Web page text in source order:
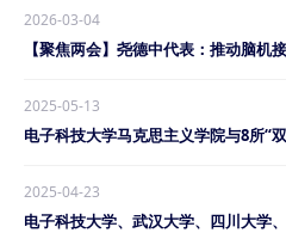
2026-03-04
【聚焦两会】尧德中代表：推动脑机
2025-05-13
电子科技大学马克思主义学院与8所“
2025-04-23
电子科技大学、武汉大学、四川大学